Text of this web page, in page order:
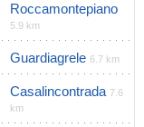
Roccamontepiano
5.9 km
Guardiagrele 6.7 km
Casalincontrada 7.6
km